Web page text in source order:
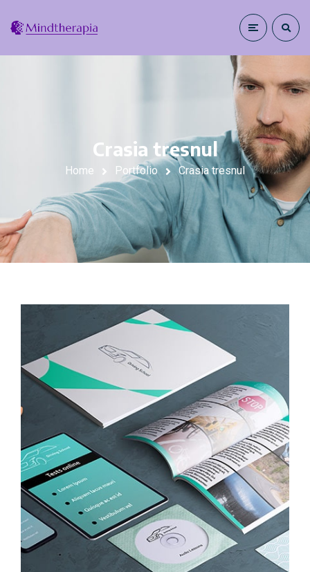
Crasia tresnul
Home Portfolio Crasia tresnul